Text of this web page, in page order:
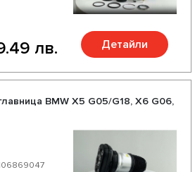
лв. Детайли
BMW X5 G05/G18, X6 G06,